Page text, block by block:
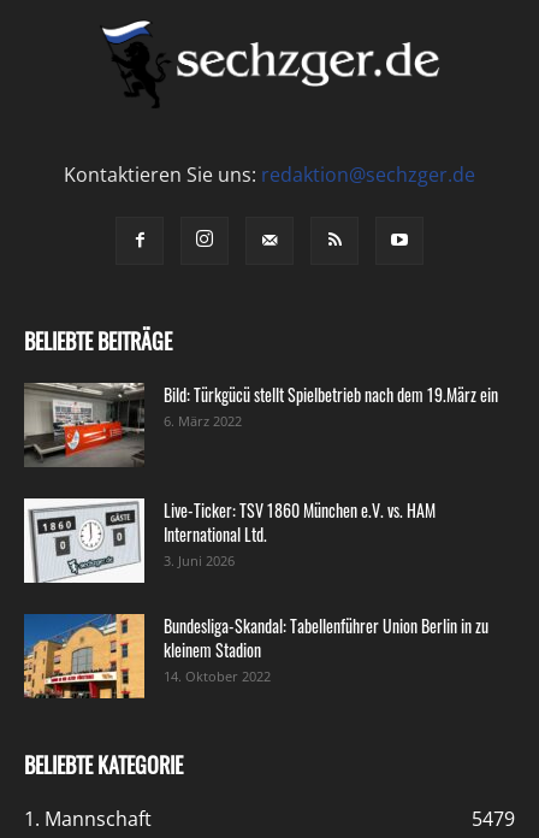
Kontaktieren Sie uns: redaktion@sechzger.de
BELIEBTE BEITRÄGE
Bild: Türkgücü stellt Spielbetrieb nach dem 19.März ein
6. März 2022
Live-Ticker: TSV 1860 München e.V. vs. HAM
International Ltd.
3. Juni 2026
Bundesliga-Skandal: Tabellenführer Union Berlin in zu
kleinem Stadion
14. Oktober 2022
BELIEBTE KATEGORIE
1. Mannschaft 5479